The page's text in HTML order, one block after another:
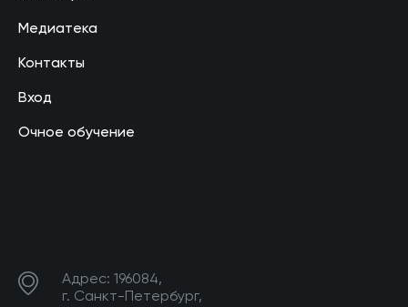
Медиатека
Контакты
Вход
Очное обучение
Адрес: 196084,
г. Санкт-Петербург,